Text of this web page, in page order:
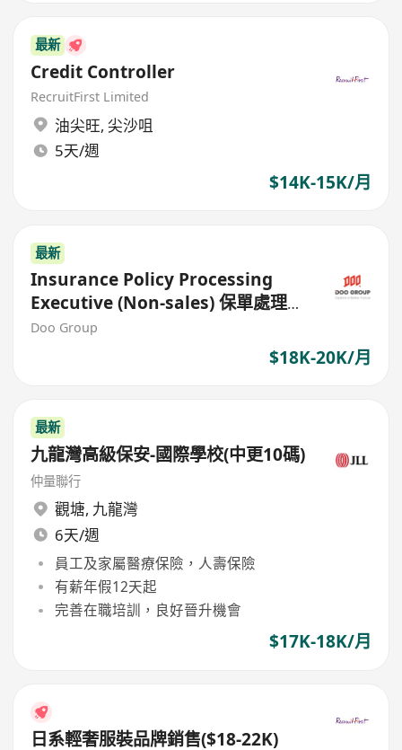
最新
Credit Controller
RecruitFirst Limited
油尖旺, 尖沙咀
5天/週
$14K-15K/月
最新
Insurance Policy Processing
Executive (Non-sales) 保單處理專
員（非銷售）
Doo Group
$18K-20K/月
最新
九龍灣高級保安-國際學校(中更10碼)
仲量聯行
觀塘, 九龍灣
6天/週
員工及家屬醫療保險，人壽保險
有薪年假12天起
完善在職培訓，良好晉升機會
$17K-18K/月
日系輕奢服裝品牌銷售($18-22K)